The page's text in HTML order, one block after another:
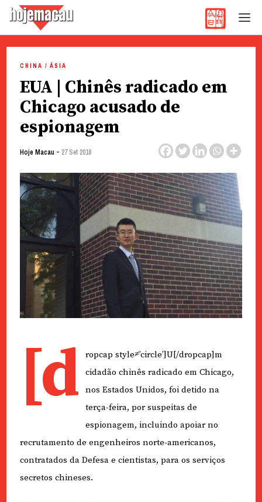
content
CHINA / ÁSIA
EUA | Chinês radicado em
Chicago acusado de
espionagem
Hoje Macau - 27 Set 2018
[d
ropcap style≠’circle’]U[/dropcap]m
cidadão chinês radicado em Chicago,
nos Estados Unidos, foi detido na
terça-feira, por suspeitas de
espionagem, incluindo apoiar no
recrutamento de engenheiros norte-americanos,
contratados da Defesa e cientistas, para os serviços
secretos chineses.